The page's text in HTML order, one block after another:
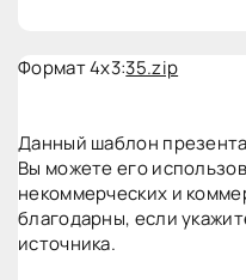
Формат 4x3:35.zip
Данный шаблон
Вы можете его
некоммерческих и
благодарны, если
источника.